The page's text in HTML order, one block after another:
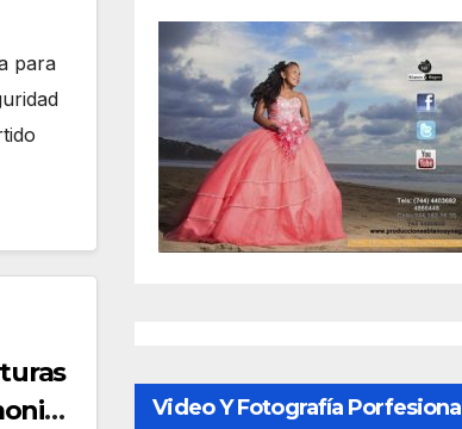
PRI
para
Video Y Fotografía Porfesional